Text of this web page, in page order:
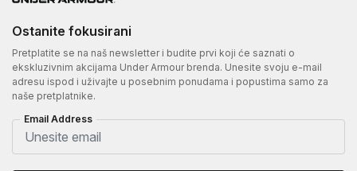
Ostanite fokusirani
Pretplatite se na naš newsletter i budite prvi koji će saznati o
ekskluzivnim akcijama Under Armour brenda. Unesite svoju e-mail
adresu ispod i uživajte u posebnim ponudama i popustima samo za
naše pretplatnike.
Email Address